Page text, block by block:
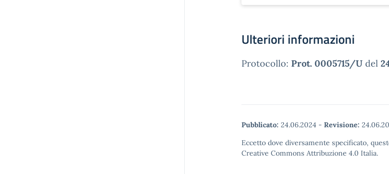
Ulteriori informazioni
Protocollo: Prot. 0005715/U del
Pubblicato: 24.06.2024 - Revisione:
Eccetto dove diversamente specificato,
Creative Commons Attribuzione 4.0 Italia.